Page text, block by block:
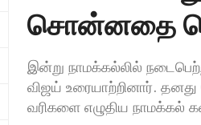
சொன்னதை
இன்று நாமக்கல்லில்
விஜய் உரையாற்றினார். தனது
வரிகளை எழுதிய நாமக்கல்